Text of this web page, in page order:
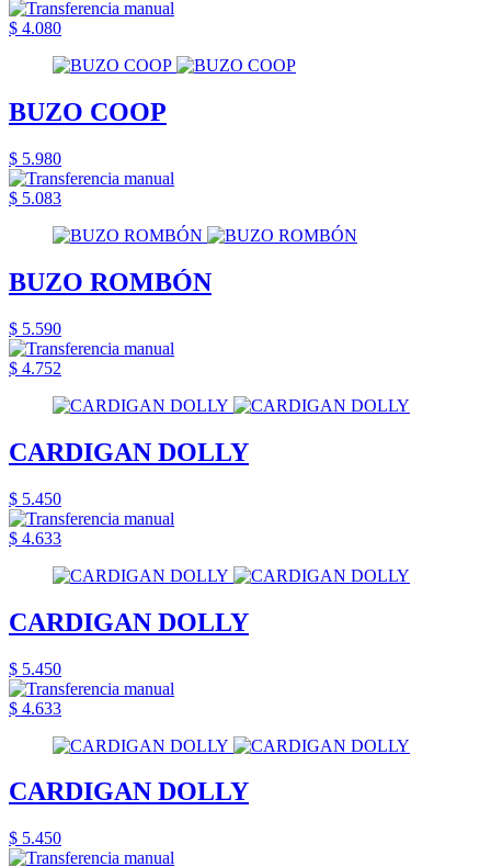
$ 4.080
BUZO COOP
$ 5.980
$ 5.083
BUZO ROMBÓN
$ 5.590
$ 4.752
CARDIGAN DOLLY
$ 5.450
$ 4.633
CARDIGAN DOLLY
$ 5.450
$ 4.633
CARDIGAN DOLLY
$ 5.450